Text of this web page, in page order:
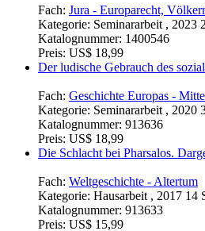
Fach: Jura - Europarecht,
Kategorie: Seminararbeit , 2023
Katalognummer: 1400546
Preis: US$ 18,99
Der ludische Gebrauch des
Fach: Geschichte Europas -
Kategorie: Seminararbeit , 2020
Katalognummer: 913636
Preis: US$ 18,99
Die Schlacht bei Pharsalos.
Fach: Weltgeschichte - Altertum
Kategorie: Hausarbeit , 2017 14
Katalognummer: 913633
Preis: US$ 15,99